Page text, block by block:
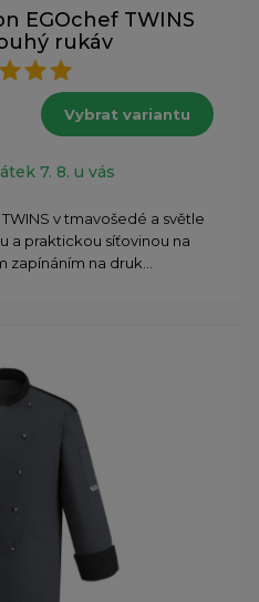
EGOchef TWINS
rukáv
Vybrat variantu
7. 8. u vás
v tmavošedé a světle
a praktickou síťovinou na
zapínáním na druk...